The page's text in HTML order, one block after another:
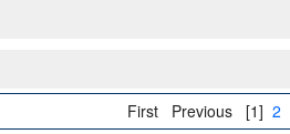
First Previous [1] 2